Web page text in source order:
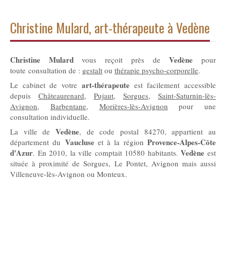
Christine Mulard, art-thérapeute à Vedène
Christine Mulardvous reçoit près deVedène pour
toute consultation de : gestalt ou thérapie psycho-corporelle.
Le cabinet de votre art-thérapeuteest facilement accessible
depuis Châteaurenard, Pujaut, Sorgues, Saint-Saturnin-lès-
Avignon, Barbentane, Morières-lès-Avignon pour une
consultation individuelle.
La ville de Vedène, de code postal 84270, appartient au
département du Vaucluseet à la régionProvence-Alpes-Côte
d'Azur. En 2010, la ville comptait 10580 habitants.Vedène est
située à proximité de Sorgues, Le Pontet, Avignon mais aussi
Villeneuve-lès-Avignon ou Monteux.